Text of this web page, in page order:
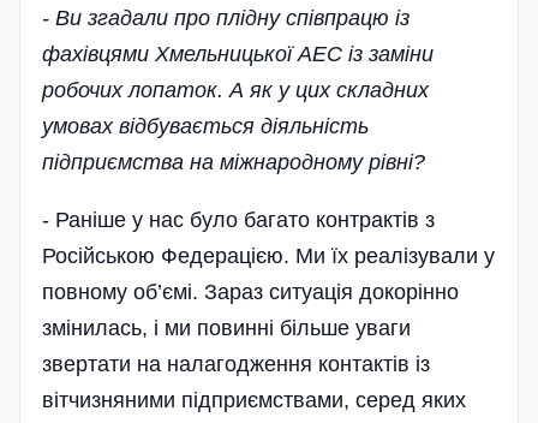
- Ви згадали про плідну співпрацю із
фахівцями Хмельницької АЕС із заміни
робочих лопаток. А як у цих складних
умовах відбувається діяльність
підприємства на міжнародному рівні?
- Раніше у нас було багато контрактів з
Російською Федерацією. Ми їх реалізували у
повному об’ємі. Зараз ситуація докорінно
змінилась, і ми повинні більше уваги
звертати на налагодження контактів із
вітчизняними підприємствами, серед яких